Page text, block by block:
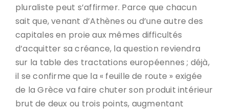
pluraliste peut s’affirmer. Parce que chacun
sait que, venant d’Athènes ou d’une autre des
capitales en proie aux mêmes difficultés
d’acquitter sa créance, la question reviendra
sur la table des tractations européennes ; déjà,
il se confirme que la « feuille de route » exigée
de la Grèce va faire chuter son produit intérieur
brut de deux ou trois points, augmentant